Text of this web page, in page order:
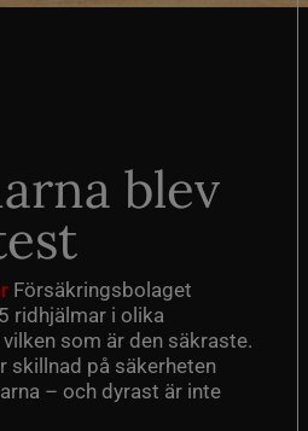
blev
Försäkringsbolaget
ridhjälmar i olika
som är den säkraste.
skillnad på säkerheten
– och dyrast är inte